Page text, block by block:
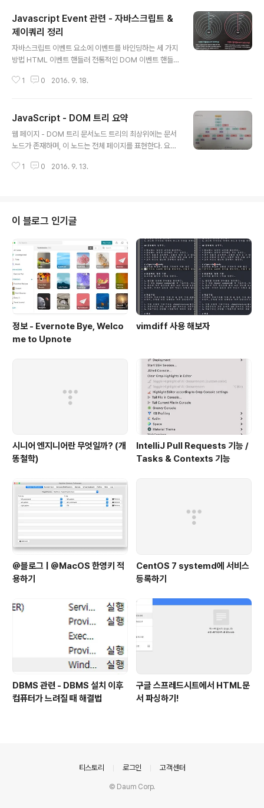
Javascript Event 관련 - 자바스크립트 &
제이쿼리 정리
자바스크립트 이벤트 요소에 이벤트를 바인딩하는 세 가지
방법 HTML 이벤트 핸들러 전통적인 DOM 이벤트 핸들
다지 권장하는 방법은 아니다. 이유 : HTML과 자바스크립
hide() 함수를 호출한다. 전통적인 DOM 이벤트 핸들러 D
OM의 최초 명세에서 소개 된 방법이다. 장점으로는 주요
모든 브라우저에서 지원을 한다는 점이다. 그러나, 단점으
이다. element.onevent = functionName; //이러한
1 0 2016. 9. 18.
JavaScript - DOM 트리 요약
웹 페이지 - DOM 트리 문서노드 트리의 최상위에는 문서
노드가 존재하며, 이 노드는 전체 페이지를 표현한다. 요소
특성노드 HTML 요소의 여는 태그에는 특성을 지정할 수
의 요소를 리턴하는 DOM Query참고로, NodeList 객
체는 배열과 유사하게 보이며 동일한 방식으로 요소에 번
호를 부여하지만 실제로 배열은 아니다. 이 객체는 컬렉션
이라고 부르는 타입의 객체이다. Live NodeList 객체를
사용하면 스크립트를 이용하여 페이지를 수정할 때 Node
List 객..
1 0 2016. 9. 13.
이 블로그 인기글
정보 - Evernote Bye, Welco
me to Upnote
vimdiff 사용 해보자
시니어 엔지니어란 무엇일까? (개
똥철학)
IntelliJ Pull Requests 기능 /
Tasks & Contexts 기능
@블로그 | @MacOS 한영키 적
용하기
CentOS 7 systemd에 서비스
등록하기
DBMS 관련 - DBMS 설치 이후
컴퓨터가 느려질 때 해결법
구글 스프레드시트에서 HTML문
서 파싱하기!
티스토리 로그인 고객센터
© Daum Corp.